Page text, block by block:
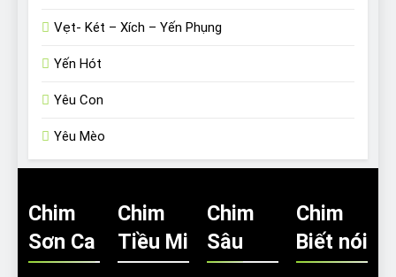
Vẹt- Két – Xích – Yến Phụng
Yến Hót
Yêu Con
Yêu Mèo
Chim
Sơn Ca
Chim
Tiều Mi
Chim
Sâu
Chim
Biết nói